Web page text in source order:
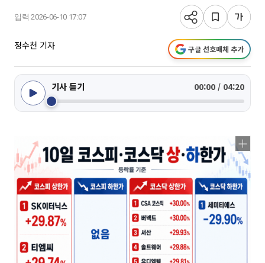
입력 2026-06-10 17:07
정수천 기자 구글 선호매체 추가
기사 듣기 00:00 / 04:20